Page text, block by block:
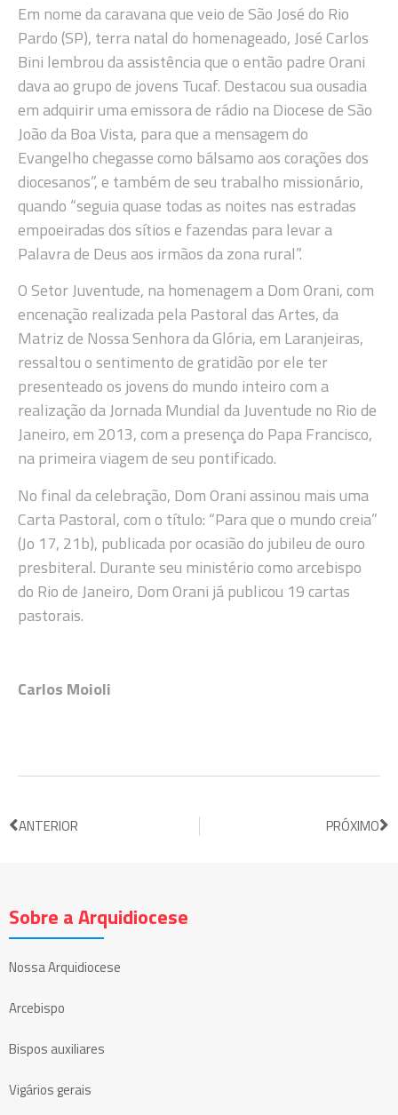
Em nome da caravana que veio de São José do Rio
Pardo (SP), terra natal do homenageado, José Carlos
Bini lembrou da assistência que o então padre Orani
dava ao grupo de jovens Tucaf. Destacou sua ousadia
em adquirir uma emissora de rádio na Diocese de São
João da Boa Vista, para que a mensagem do
Evangelho chegasse como bálsamo aos corações dos
diocesanos”, e também de seu trabalho missionário,
quando “seguia quase todas as noites nas estradas
empoeiradas dos sítios e fazendas para levar a
Palavra de Deus aos irmãos da zona rural”.
O Setor Juventude, na homenagem a Dom Orani, com
encenação realizada pela Pastoral das Artes, da
Matriz de Nossa Senhora da Glória, em Laranjeiras,
ressaltou o sentimento de gratidão por ele ter
presenteado os jovens do mundo inteiro com a
realização da Jornada Mundial da Juventude no Rio de
Janeiro, em 2013, com a presença do Papa Francisco,
na primeira viagem de seu pontificado.
No final da celebração, Dom Orani assinou mais uma
Carta Pastoral, com o título: “Para que o mundo creia”
(Jo 17, 21b), publicada por ocasião do jubileu de ouro
presbiteral. Durante seu ministério como arcebispo
do Rio de Janeiro, Dom Orani já publicou 19 cartas
pastorais.
Carlos Moioli
ANTERIOR PRÓXIMO
Sobre a Arquidiocese
Nossa Arquidiocese
Arcebispo
Bispos auxiliares
Vigários gerais